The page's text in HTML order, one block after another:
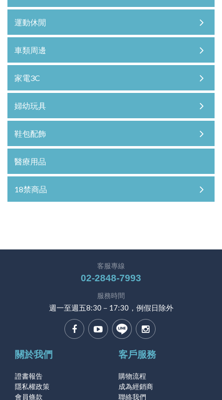
運動休閒
車類周邊
家電3C
婦幼玩具
鞋包配飾
醫療用品
18禁商品
客服專線
02-2848-7993
服務時間
週一至週五8:30－17:30，例假日除外
關於我們
證書報告
隱私權政策
會員條款
客戶服務
購物流程
成為經銷商
聯絡我們